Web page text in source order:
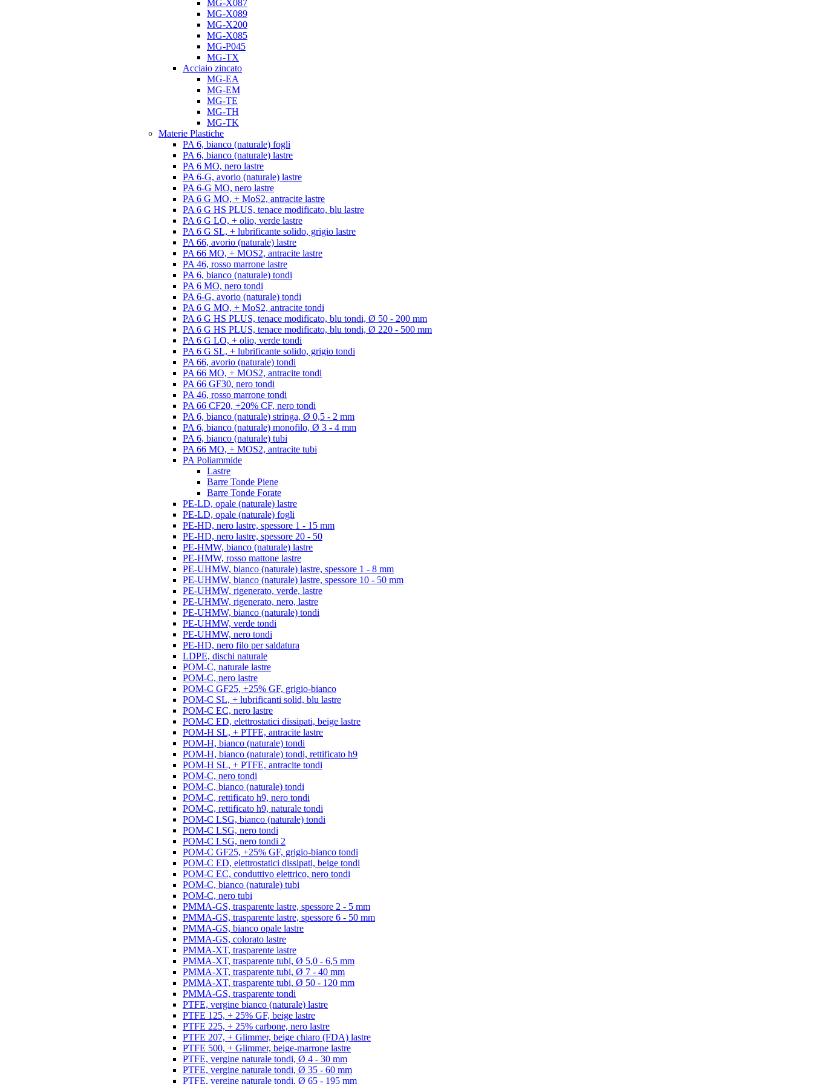
MG-X087
MG-X089
MG-X200
MG-X085
MG-P045
MG-TX
Acciaio zincato
MG-EA
MG-EM
MG-TE
MG-TH
MG-TK
Materie Plastiche
PA 6, bianco (naturale) fogli
PA 6, bianco (naturale) lastre
PA 6 MO, nero lastre
PA 6-G, avorio (naturale) lastre
PA 6-G MO, nero lastre
PA 6 G MO, + MoS2, antracite lastre
PA 6 G HS PLUS, tenace modificato, blu lastre
PA 6 G LO, + olio, verde lastre
PA 6 G SL, + lubrificante solido, grigio lastre
PA 66, avorio (naturale) lastre
PA 66 MO, + MOS2, antracite lastre
PA 46, rosso marrone lastre
PA 6, bianco (naturale) tondi
PA 6 MO, nero tondi
PA 6-G, avorio (naturale) tondi
PA 6 G MO, + MoS2, antracite tondi
PA 6 G HS PLUS, tenace modificato, blu tondi, Ø 50 - 200 mm
PA 6 G HS PLUS, tenace modificato, blu tondi, Ø 220 - 500 mm
PA 6 G LO, + olio, verde tondi
PA 6 G SL, + lubrificante solido, grigio tondi
PA 66, avorio (naturale) tondi
PA 66 MO, + MOS2, antracite tondi
PA 66 GF30, nero tondi
PA 46, rosso marrone tondi
PA 66 CF20, +20% CF, nero tondi
PA 6, bianco (naturale) stringa, Ø 0,5 - 2 mm
PA 6, bianco (naturale) monofilo, Ø 3 - 4 mm
PA 6, bianco (naturale) tubi
PA 66 MO, + MOS2, antracite tubi
PA Poliammide
Lastre
Barre Tonde Piene
Barre Tonde Forate
PE-LD, opale (naturale) lastre
PE-LD, opale (naturale) fogli
PE-HD, nero lastre, spessore 1 - 15 mm
PE-HD, nero lastre, spessore 20 - 50
PE-HMW, bianco (naturale) lastre
PE-HMW, rosso mattone lastre
PE-UHMW, bianco (naturale) lastre, spessore 1 - 8 mm
PE-UHMW, bianco (naturale) lastre, spessore 10 - 50 mm
PE-UHMW, rigenerato, verde, lastre
PE-UHMW, rigenerato, nero, lastre
PE-UHMW, bianco (naturale) tondi
PE-UHMW, verde tondi
PE-UHMW, nero tondi
PE-HD, nero filo per saldatura
LDPE, dischi naturale
POM-C, naturale lastre
POM-C, nero lastre
POM-C GF25, +25% GF, grigio-bianco
POM-C SL, + lubrificanti solid, blu lastre
POM-C EC, nero lastre
POM-C ED, elettrostatici dissipati, beige lastre
POM-H SL, + PTFE, antracite lastre
POM-H, bianco (naturale) tondi
POM-H, bianco (naturale) tondi, rettificato h9
POM-H SL, + PTFE, antracite tondi
POM-C, nero tondi
POM-C, bianco (naturale) tondi
POM-C, rettificato h9, nero tondi
POM-C, rettificato h9, naturale tondi
POM-C LSG, bianco (naturale) tondi
POM-C LSG, nero tondi
POM-C LSG, nero tondi 2
POM-C GF25, +25% GF, grigio-bianco tondi
POM-C ED, elettrostatici dissipati, beige tondi
POM-C EC, conduttivo elettrico, nero tondi
POM-C, bianco (naturale) tubi
POM-C, nero tubi
PMMA-GS, trasparente lastre, spessore 2 - 5 mm
PMMA-GS, trasparente lastre, spessore 6 - 50 mm
PMMA-GS, bianco opale lastre
PMMA-GS, colorato lastre
PMMA-XT, trasparente lastre
PMMA-XT, trasparente tubi, Ø 5,0 - 6,5 mm
PMMA-XT, trasparente tubi, Ø 7 - 40 mm
PMMA-XT, trasparente tubi, Ø 50 - 120 mm
PMMA-GS, trasparente tondi
PTFE, vergine bianco (naturale) lastre
PTFE 125, + 25% GF, beige lastre
PTFE 225, + 25% carbone, nero lastre
PTFE 207, + Glimmer, beige chiaro (FDA) lastre
PTFE 500, + Glimmer, beige-marrone lastre
PTFE, vergine naturale tondi, Ø 4 - 30 mm
PTFE, vergine naturale tondi, Ø 35 - 60 mm
PTFE, vergine naturale tondi, Ø 65 - 195 mm